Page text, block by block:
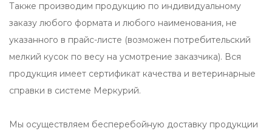
Также производим продукцию по индивидуальному
заказу любого формата и любого наименования, не
указанного в прайс-листе (возможен потребительский
мелкий кусок по весу на усмотрение заказчика). Вся
продукция имеет сертификат качества и ветеринарные
справки в системе Меркурий.
Мы осуществляем бесперебойную доставку продукции